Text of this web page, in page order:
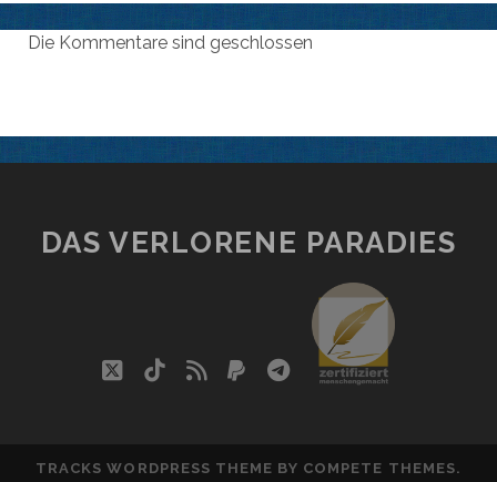
Die Kommentare sind geschlossen
DAS VERLORENE PARADIES
twitter
tiktokrss paypaltelegram
TRACKS WORDPRESS THEME BY COMPETE THEMES.